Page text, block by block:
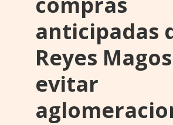
anticipadas
Reyes
evitar